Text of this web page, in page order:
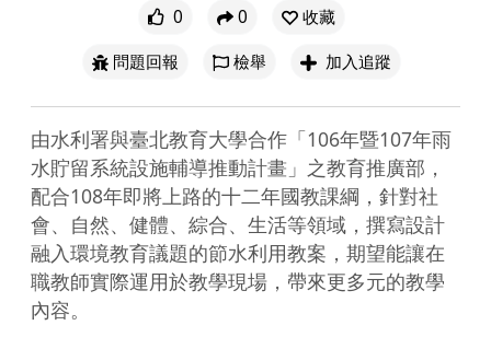
0 0
收藏
問題回報
檢舉 加入追蹤
由水利署與臺北教育大學合作「106年暨107年雨
水貯留系統設施輔導推動計畫」之教育推廣部，
配合108年即將上路的十二年國教課綱，針對社
會、自然、健體、綜合、生活等領域，撰寫設計
融入環境教育議題的節水利用教案，期望能讓在
職教師實際運用於教學現場，帶來更多元的教學
內容。